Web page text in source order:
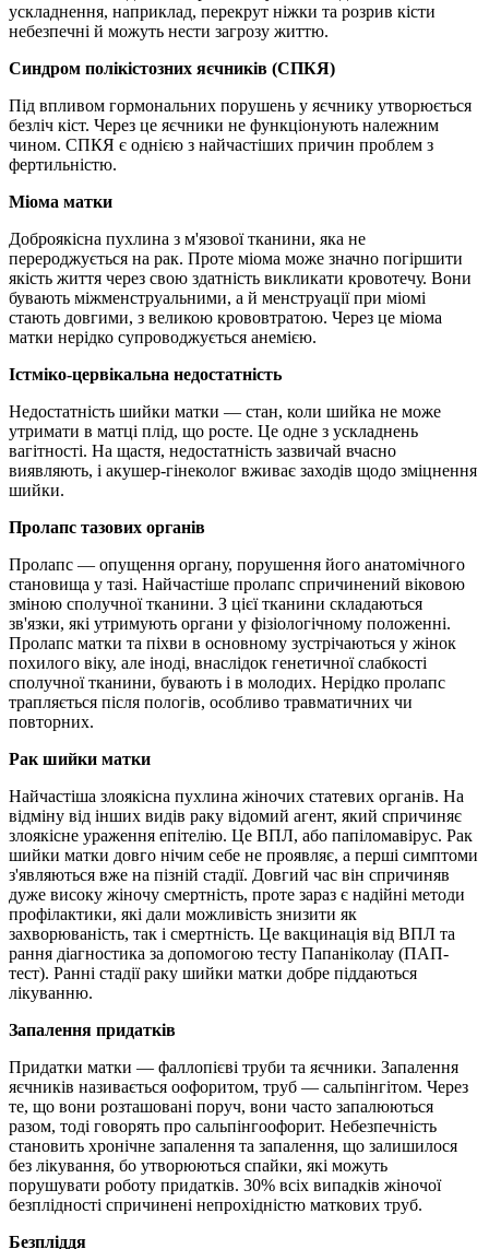
ускладнення, наприклад, перекрут ніжки та розрив кісти
небезпечні й можуть нести загрозу життю.
Синдром полікістозних яєчників (СПКЯ)
Під впливом гормональних порушень у яєчнику утворюється
безліч кіст. Через це яєчники не функціонують належним
чином. СПКЯ є однією з найчастіших причин проблем з
фертильністю.
Міома матки
Доброякісна пухлина з м'язової тканини, яка не
перероджується на рак. Проте міома може значно погіршити
якість життя через свою здатність викликати кровотечу. Вони
бувають міжменструальними, а й менструації при міомі
стають довгими, з великою крововтратою. Через це міома
матки нерідко супроводжується анемією.
Істміко-цервікальна недостатність
Недостатність шийки матки — стан, коли шийка не може
утримати в матці плід, що росте. Це одне з ускладнень
вагітності. На щастя, недостатність зазвичай вчасно
виявляють, і акушер-гінеколог вживає заходів щодо зміцнення
шийки.
Пролапс тазових органів
Пролапс — опущення органу, порушення його анатомічного
становища у тазі. Найчастіше пролапс спричинений віковою
зміною сполучної тканини. З цієї тканини складаються
зв'язки, які утримують органи у фізіологічному положенні.
Пролапс матки та піхви в основному зустрічаються у жінок
похилого віку, але іноді, внаслідок генетичної слабкості
сполучної тканини, бувають і в молодих. Нерідко пролапс
трапляється після пологів, особливо травматичних чи
повторних.
Рак шийки матки
Найчастіша злоякісна пухлина жіночих статевих органів. На
відміну від інших видів раку відомий агент, який спричиняє
злоякісне ураження епітелію. Це ВПЛ, або папіломавірус. Рак
шийки матки довго нічим себе не проявляє, а перші симптоми
з'являються вже на пізній стадії. Довгий час він спричиняв
дуже високу жіночу смертність, проте зараз є надійні методи
профілактики, які дали можливість знизити як
захворюваність, так і смертність. Це вакцинація від ВПЛ та
рання діагностика за допомогою тесту Папаніколау (ПАП-
тест). Ранні стадії раку шийки матки добре піддаються
лікуванню.
Запалення придатків
Придатки матки — фаллопієві труби та яєчники. Запалення
яєчників називається оофоритом, труб — сальпінгітом. Через
те, що вони розташовані поруч, вони часто запалюються
разом, тоді говорять про сальпінгоофорит. Небезпечність
становить хронічне запалення та запалення, що залишилося
без лікування, бо утворюються спайки, які можуть
порушувати роботу придатків. 30% всіх випадків жіночої
безплідності спричинені непрохідністю маткових труб.
Безпліддя